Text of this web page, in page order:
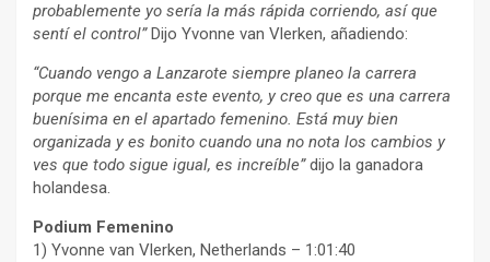
probablemente yo sería la más rápida corriendo, así que
sentí el control”Dijo Yvonne van Vlerken, añadiendo:
“Cuando vengo a Lanzarote siempre planeo la carrera
porque me encanta este evento, y creo que es una carrera
buenísima en el apartado femenino. Está muy bien
organizada y es bonito cuando una no nota los cambios y
ves que todo sigue igual, es increíble”dijo la ganadora
holandesa.
Podium Femenino
1) Yvonne van Vlerken, Netherlands – 1:01:40